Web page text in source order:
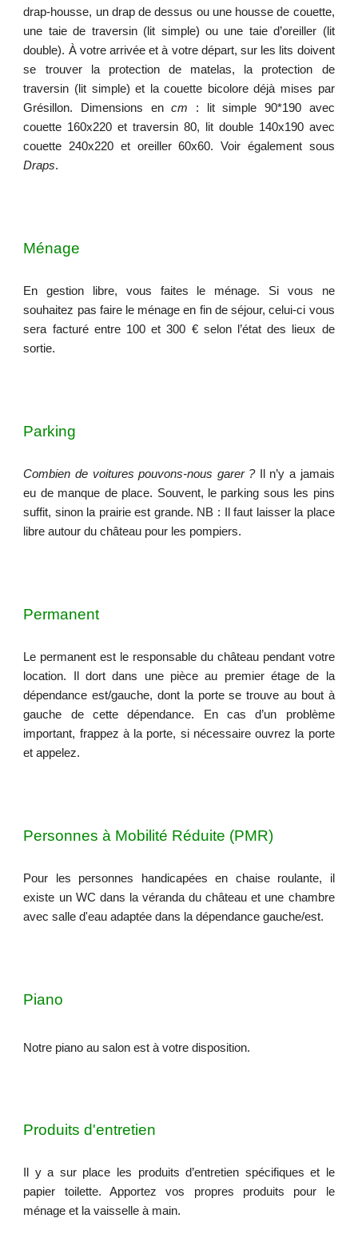
drap-housse, un drap de dessus ou une housse de couette,
une taie de traversin (lit simple) ou une taie d’oreiller (lit
double). À votre arrivée et à votre départ, sur les lits doivent
se trouver la protection de matelas, la protection de
traversin (lit simple) et la couette bicolore déjà mises par
Grésillon.
Dimensions encm : lit simple 90*190 avec
couette 160x220 et traversin 80, lit double 140x190 avec
couette 240x220 et oreiller 60x60.
Voir également sous
Draps.
Ménage
En gestion libre, vous faites le ménage. Si vous ne
souhaitez pas faire le ménage en fin de séjour, celui-ci vous
sera facturé entre 100 et300 € selon l’état des lieux de
sortie.
Parking
Combien de voitures pouvons-nous garer ?Il n’y a jamais
eu de manque de place. Souvent, le parking sous les pins
suffit, sinon la prairie est grande. NB : Il faut laisser la place
libre autour du château pour les pompiers.
Permanent
Le permanent est le responsable du château pendant votre
location. Il dort dans une pièce au premier étage de la
dépendance est/gauche, dont la porte se trouve au bout à
gauche de cette dépendance. En cas d’un problème
important, frappez à la porte, si nécessaire ouvrez la porte
et appelez.
Personnes à Mobilité Réduite (PMR)
Pour les personnes handicapées en chaise roulante, il
existe un WC dans la véranda du château et une chambre
avec salle d'eau adaptée dans la dépendance gauche/est.
Piano
Notre piano au salon est à votre disposition.
Produits d'entretien
Il y a sur place les produits d’entretien spécifiques et le
papier toilette. Apportez vos propres produits pour le
ménage et la vaisselle à main.